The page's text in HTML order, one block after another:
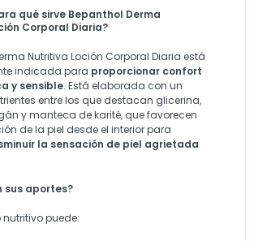
qué sirve Bepanthol Derma
Corporal Diaria?
Nutritiva Loción Corporal Diaria está
indicada para proporcionar confort
y sensible. Está elaborada con un
entre los que destacan glicerina,
y manteca de karité, que favorecen
de la piel desde el interior para
la sensación de piel agrietada
sus aportes?
puede: